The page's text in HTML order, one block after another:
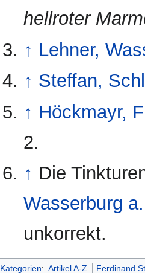
hellroter
↑ Lehner,
↑ Steffan,
↑ Höckmayr,
2.
↑ Die
Wasserburg
unkorrekt.
Kategorien: Artikel A-Z Ferdinand